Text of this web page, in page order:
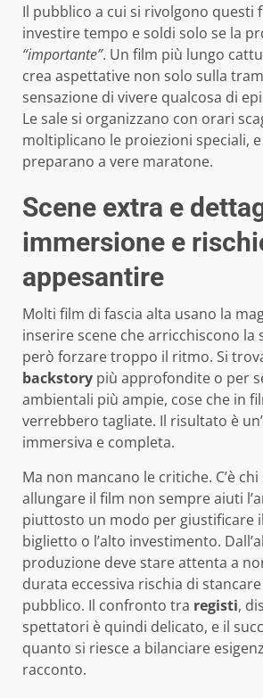
Il pubblico a cui si rivolgono questi
investire tempo e soldi solo se la
“importante”. Un film più lungo
crea aspettative non solo sulla
sensazione di vivere qualcosa di
Le sale si organizzano con orari
moltiplicano le proiezioni speciali,
preparano a vere maratone.
Scene extra e
immersione e
appesantire
Molti film di fascia alta usano la
inserire scene che arricchiscono la
però forzare troppo il ritmo. Si
backstory più approfondite o per
ambientali più ampie, cose che in
verrebbero tagliate. Il risultato è
immersiva e completa.
Ma non mancano le critiche. C’è
allungare il film non sempre aiuti
piuttosto un modo per giustificare
biglietto o l’alto investimento.
produzione deve stare attenta a
durata eccessiva rischia di
pubblico. Il confronto tra registi,
spettatori è quindi delicato, e il
quanto si riesce a bilanciare
racconto.